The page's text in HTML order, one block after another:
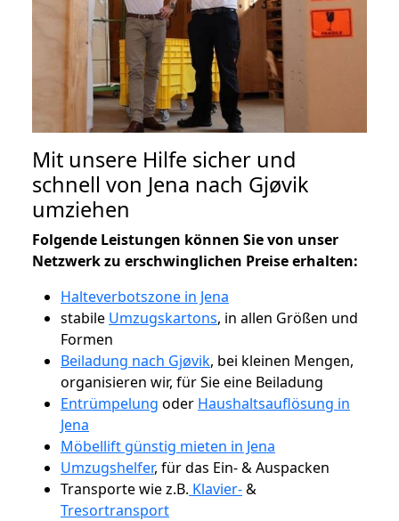
Mit unsere Hilfe sicher und
schnell von Jena nach Gjøvik
umziehen
Folgende Leistungen können Sie von unser
Netzwerk zu erschwinglichen Preise erhalten:
Halteverbotszone in Jena
stabile Umzugskartons, in allen Größen und
Formen
Beiladung nach Gjøvik, bei kleinen Mengen,
organisieren wir, für Sie eine Beiladung
Entrümpelung oder Haushaltsauflösung in
Jena
Möbellift günstig mieten in Jena
Umzugshelfer, für das Ein- & Auspacken
Transporte wie z.B. Klavier-&
Tresortransport